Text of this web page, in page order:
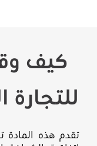
كيف
للتجارة
تقدم هذه المادة